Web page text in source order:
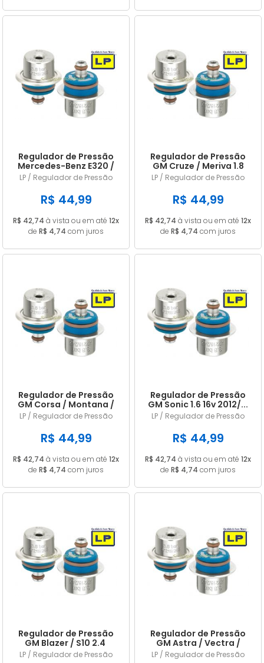
Regulador de Pressão
Mercedes-Benz E320 /
E350 2003/... em diante
LP / Regulador de Pressão
R$ 44,99
R$ 42,74 à vista ou em até 12x
de R$ 4,74 com juros
Regulador de Pressão
GM Cruze / Meriva 1.8
16V LP245
LP / Regulador de Pressão
R$ 44,99
R$ 42,74 à vista ou em até 12x
de R$ 4,74 com juros
Regulador de Pressão
GM Corsa / Montana /
Spin 1.8 8V LP245
LP / Regulador de Pressão
R$ 44,99
R$ 42,74 à vista ou em até 12x
de R$ 4,74 com juros
Regulador de Pressão
GM Sonic 1.6 16v 2012/...
2014 LP245
LP / Regulador de Pressão
R$ 44,99
R$ 42,74 à vista ou em até 12x
de R$ 4,74 com juros
Regulador de Pressão
GM Blazer / S10 2.4
LP245
LP / Regulador de Pressão
Regulador de Pressão
GM Astra / Vectra /
Zafira 2.0 LP245
LP / Regulador de Pressão